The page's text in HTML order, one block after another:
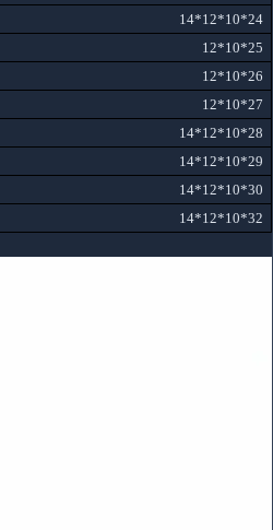
24*10*12*14
25*10*12
26*10*12
27*10*12
28*10*12*14
29*10*12*14
30*10*12*14
32*10*12*14